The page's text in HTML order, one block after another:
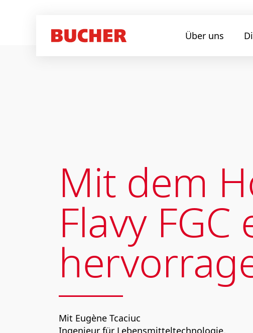
Über uns
Mit dem
Flavy
Mit Eugène Tcaciuc
Ingenieur für Lebensmitteltechnologie,